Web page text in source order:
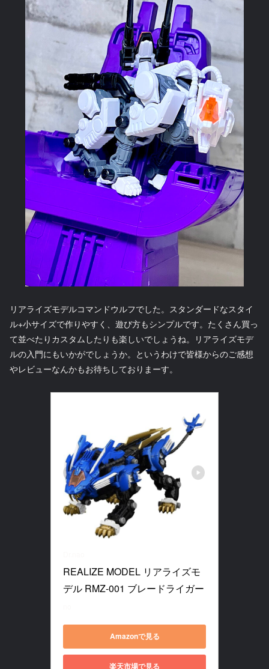
リアライズモデルコマンドウルフでした。スタンダードなスタイ
ル+小サイズで作りやすく、遊び方もシンプルです。たくさん買っ
て並べたりカスタムしたりも楽しいでしょうね。リアライズモデ
ルの入門にもいかがでしょうか。というわけで皆様からのご感想
やレビューなんかもお待ちしておりまーす。
REALIZE MODEL リアライズモ
デル RMZ-001 ブレードライガー
Amazonで見る
楽天市場で見る